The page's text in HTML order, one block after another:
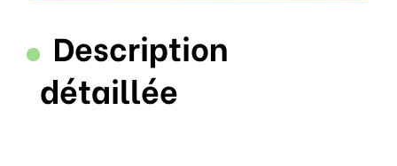
Description
détaillée